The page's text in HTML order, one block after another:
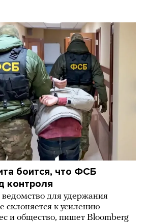
боится, что ФСБ
контроля
ведомство для удержания
склоняется к усилению
и общество, пишет Bloomberg